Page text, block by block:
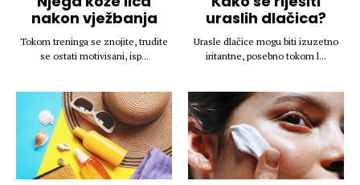
nakon vježbanja
Tokom treninga se znojite, trudite
se ostati motivisani, isp...
uraslih dlačica?
Urasle dlačice mogu biti izuzetno
iritantne, posebno tokom l...